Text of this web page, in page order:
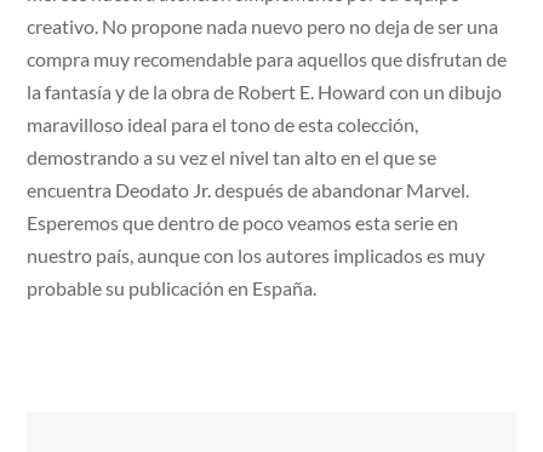
creativo. No propone nada nuevo pero no deja de ser una
compra muy recomendable para aquellos que disfrutan de
la fantasía y de la obra de Robert E. Howard con un dibujo
maravilloso ideal para el tono de esta colección,
demostrando a su vez el nivel tan alto en el que se
encuentra Deodato Jr. después de abandonar Marvel.
Esperemos que dentro de poco veamos esta serie en
nuestro país, aunque con los autores implicados es muy
probable su publicación en España.